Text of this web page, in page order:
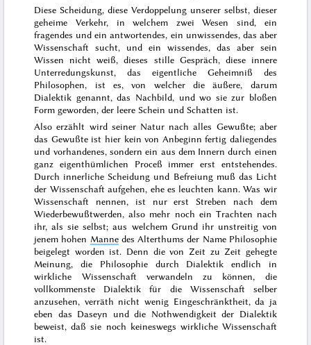
Diese Scheidung, diese Verdoppelung unserer selbst, dieser
geheime Verkehr, in welchem zwei Wesen sind, ein
fragendes und ein antwortendes, ein unwissendes, das aber
Wissenschaft sucht, und ein wissendes, das aber sein
Wissen nicht weiß, dieses stille Gespräch, diese innere
Unterredungskunst, das eigentliche Geheimniß des
Philosophen, ist es, von welcher die äußere, darum
Dialektik genannt, das Nachbild, und wo sie zur bloßen
Form geworden, der leere Schein und Schatten ist.
Also erzählt wird seiner Natur nach alles Gewußte; aber
das Gewußte ist hier kein von Anbeginn fertig daliegendes
und vorhandenes, sondern ein aus dem Innern durch einen
ganz eigenthümlichen Proceß immer erst entstehendes.
Durch innerliche Scheidung und Befreiung muß das Licht
der Wissenschaft aufgehen, ehe es leuchten kann. Was wir
Wissenschaft nennen, ist nur erst Streben nach dem
Wiederbewußtwerden, also mehr noch ein Trachten nach
ihr, als sie selbst; aus welchem Grund ihr unstreitig von
jenem hohen Mannedes Alterthums der Name Philosophie
beigelegt worden ist. Denn die von Zeit zu Zeit gehegte
Meinung, die Philosophie durch Dialektik endlich in
wirkliche Wissenschaft verwandeln zu können, die
vollkommenste Dialektik für die Wissenschaft selber
anzusehen, verräth nicht wenig Eingeschränktheit, da ja
eben das Daseyn und die Nothwendigkeit der Dialektik
beweist, daß sie noch keineswegs wirkliche Wissenschaft
ist.